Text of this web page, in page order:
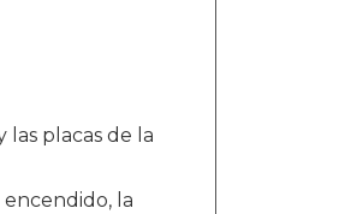
placas de la
la